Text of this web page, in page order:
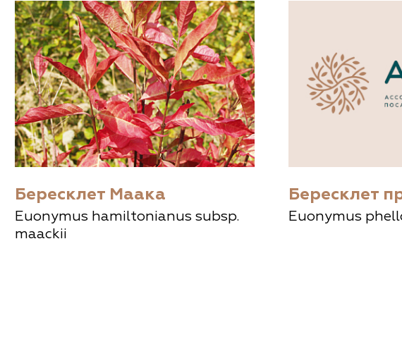
Бересклет Маака
Euonymus hamiltonianus subsp.
maackii
Бересклет
Euonymus